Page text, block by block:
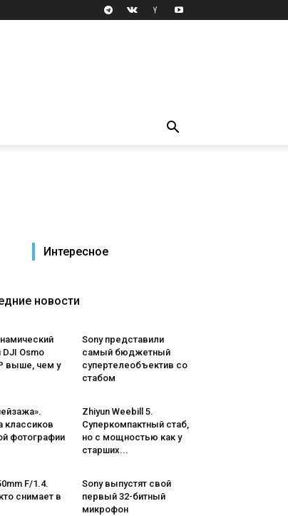
Интересное
новости
DJI Osmo
выше, чем у
Sony представили
самый бюджетный
супертелеобъектив со
стабом
классиков
фотографии
Zhiyun Weebill 5.
Cуперкомпактный стаб,
но с мощностью как у
старших...
F/1.4.
снимает в
Sony выпустят свой
первый 32-битный
микрофон